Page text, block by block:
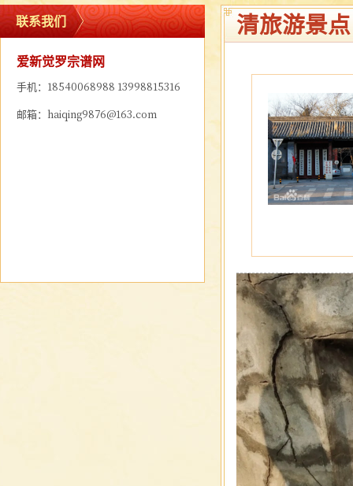
联系我们
爱新觉罗宗谱网
手机：18540068988 13998815316
邮箱：haiqing9876@163.com
清旅游景点